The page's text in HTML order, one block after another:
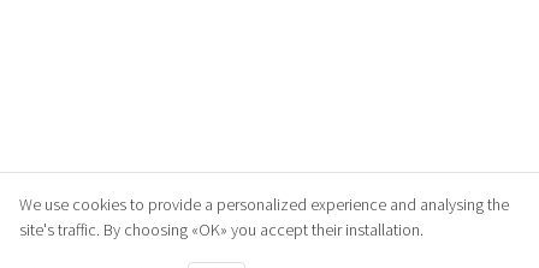
We use cookies to provide a personalized experience and analysing the
site's traffic. By choosing «OK» you accept their installation.